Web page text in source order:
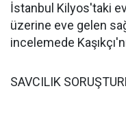
İstanbul Kilyos'taki
üzerine eve gelen
incelemede
SAVCILIK